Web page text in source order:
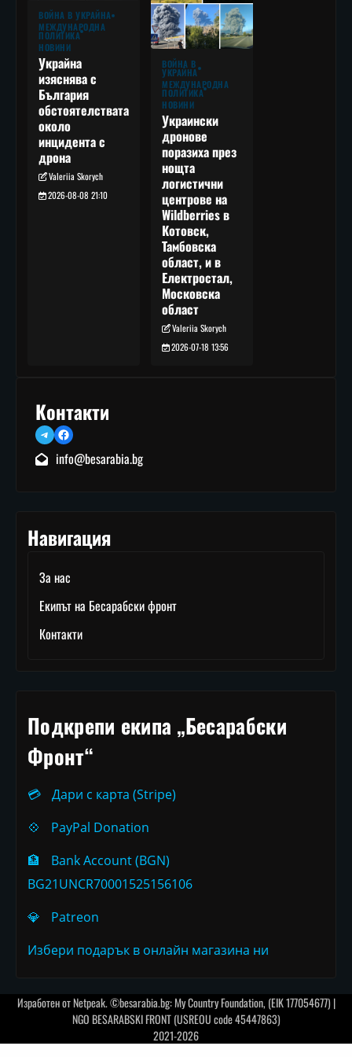
ВОЙНА В УКРАЙНА
МЕЖДУНАРОДНА
ПОЛИТИКА
НОВИНИ
Украйна
изяснява с
България
обстоятелствата
около
инцидента с
дрона
Valeriia Skorych
2026-08-08 21:10
ВОЙНА В
УКРАЙНА
МЕЖДУНАРОДНА
ПОЛИТИКА
НОВИНИ
Украински
дронове
поразиха през
нощта
логистични
центрове на
Wildberries в
Котовск,
Тамбовска
област, и в
Електростал,
Московска
област
Valeriia Skorych
2026-07-18 13:56
Контакти
TelegramFacebook
info@besarabia.bg
Навигация
За нас
Екипът на Бесарабски фронт
Контакти
Подкрепи екипа „Бесарабски
Фронт“
💳
Дари с карта (Stripe)
💠
PayPal Donation
🏦
Bank Account (BGN)
BG21UNCR70001525156106
💎
Patreon
Избери подарък в онлайн магазина ни
Изработен отNetpeak. ©besarabia.bg: My Country Foundation, (EIK 177054677) |
NGO BESARABSKI FRONT (USREOU code 45447863)
2021-2026